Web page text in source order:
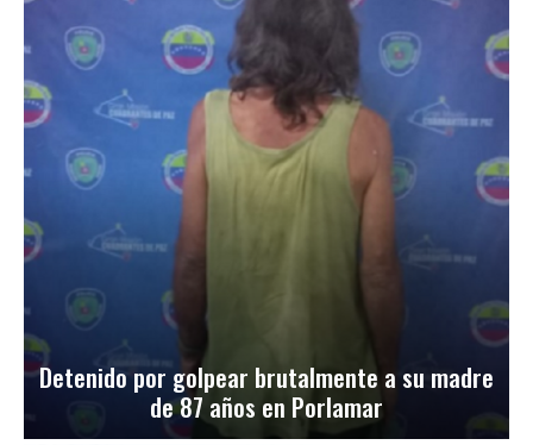
Detenido por golpear brutalmente a su madre
de 87 años en Porlamar